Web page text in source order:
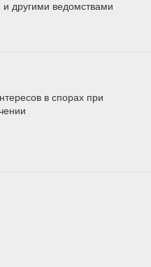
и другими ведомствами
в спорах при